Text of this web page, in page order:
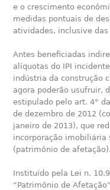
e o crescimento
medidas pontuais de
atividades, inclusive
Antes beneficiadas
alíquotas do IPI
indústria da construção
agora poderão usufruir,
estipulado pelo art. 4°
de dezembro de 2012
janeiro de 2013), que
incorporação imobiliária
(patrimônio de afetação).
Instituído pela Lei n.
“Patrimônio de